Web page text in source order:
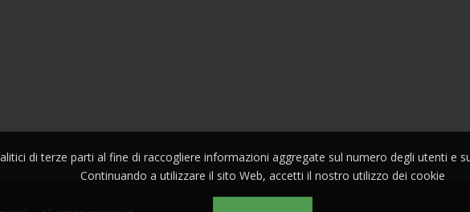
di terze parti al fine di raccogliere informazioni aggregate sul numero degli utenti e
Continuando a utilizzare il sito Web, accetti il nostro utilizzo dei cookie